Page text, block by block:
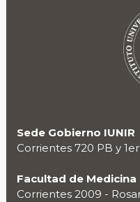
Sede Gobierno IUNIR
Corrientes 720 PB y
Facultad de Medicina
Corrientes 2009 -